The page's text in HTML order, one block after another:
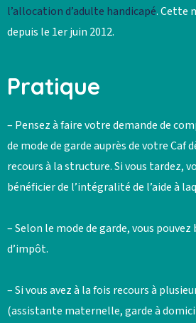
l’allocation d’adulte handicapé. Cette
depuis le 1er juin 2012.
Pratique
– Pensez à faire votre demande de
de mode de garde auprès de votre Caf
recours à la structure. Si vous tardez,
bénéficier de l’intégralité de l’aide à
– Selon le mode de garde, vous
d’impôt.
– Si vous avez à la fois recours à
(assistante maternelle, garde à